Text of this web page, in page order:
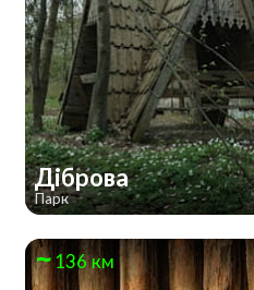
Діброва
Парк
136 км